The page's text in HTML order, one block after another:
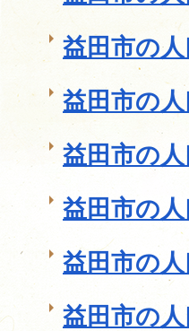
益田市の
益田市の
益田市の
益田市の
益田市の
益田市の